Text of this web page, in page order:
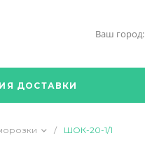
Ваш город:
ДОСТАВКИ
/ ШОК-20-1/1